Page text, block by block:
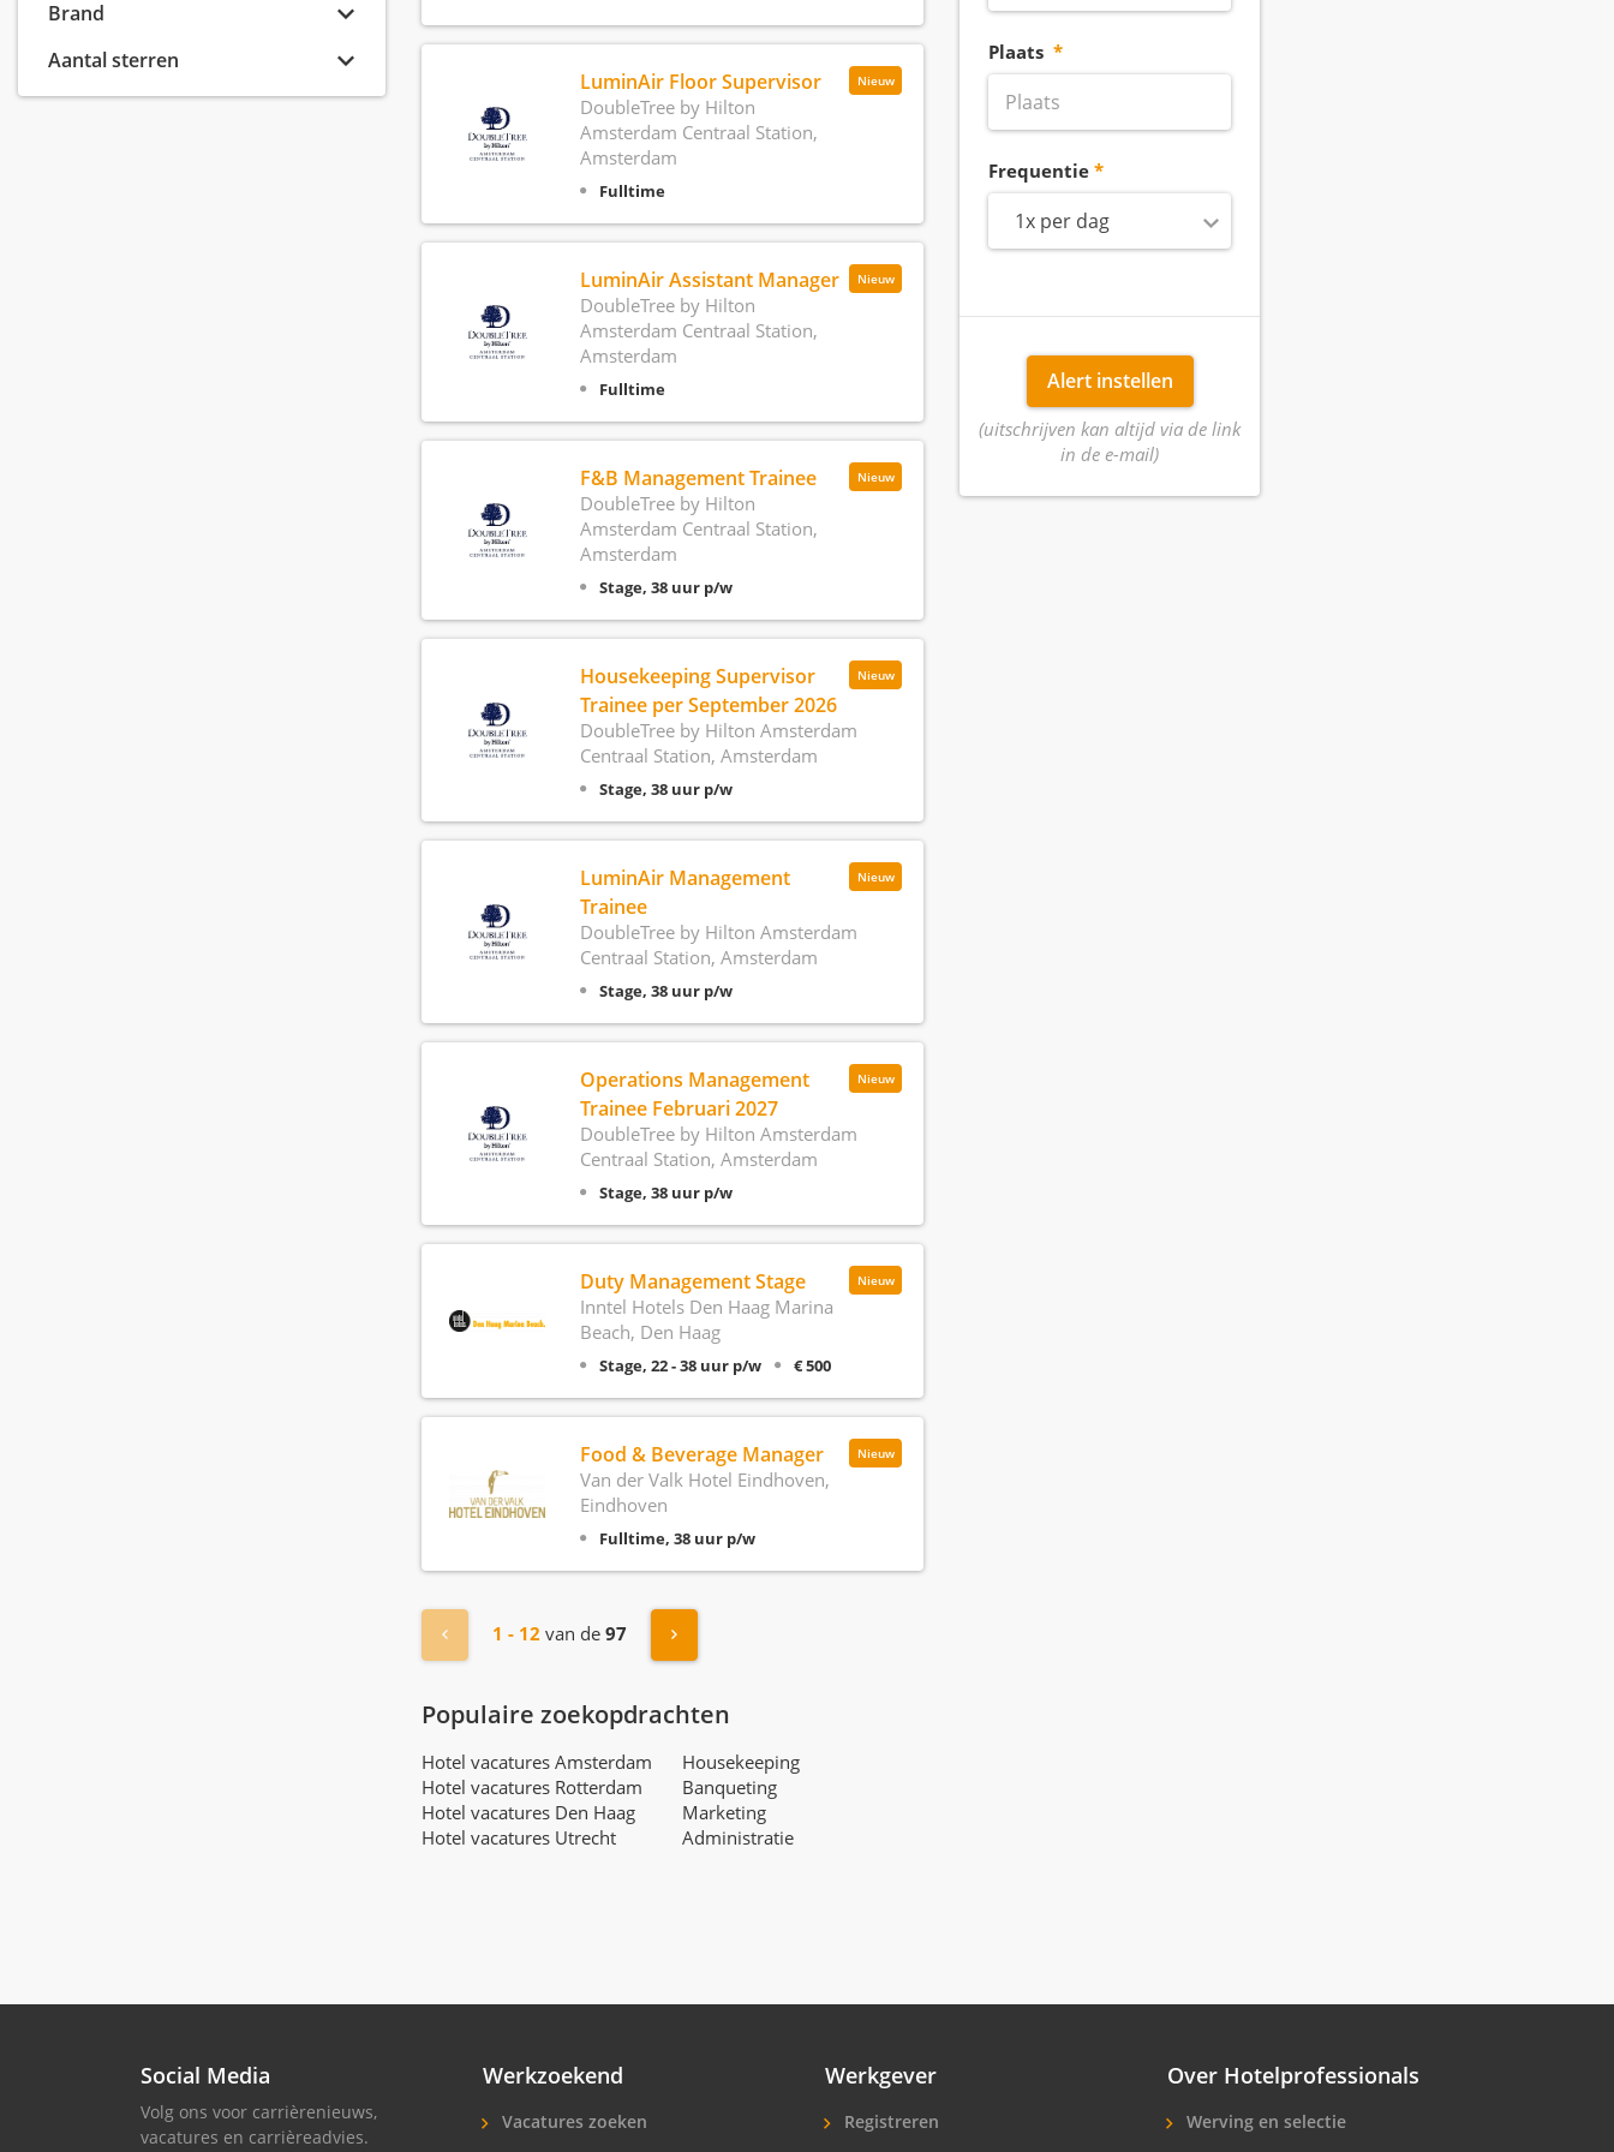
Sales
Technische dienst (83)
Brand
Aantal sterren
Nieuw
LuminAir Floor Supervisor
DoubleTree by Hilton
Amsterdam Centraal Station,
Amsterdam
Fulltime
Nieuw
LuminAir Assistant Manager
DoubleTree by Hilton
Amsterdam Centraal Station,
Amsterdam
Fulltime
Nieuw
F&B Management Trainee
DoubleTree by Hilton
Amsterdam Centraal Station,
Amsterdam
Stage, 38 uur p/w
Nieuw
Housekeeping Supervisor
Trainee per September 2026
DoubleTree by Hilton Amsterdam
Centraal Station, Amsterdam
Stage, 38 uur p/w
Nieuw
LuminAir Management
Trainee
DoubleTree by Hilton Amsterdam
Centraal Station, Amsterdam
Stage, 38 uur p/w
Nieuw
Operations Management
Trainee Februari 2027
DoubleTree by Hilton Amsterdam
Centraal Station, Amsterdam
Stage, 38 uur p/w
Nieuw
Duty Management Stage
Inntel Hotels Den Haag Marina
Beach, Den Haag
Stage, 22 - 38 uur p/w € 500
Nieuw
Food & Beverage Manager
Van der Valk Hotel Eindhoven,
Eindhoven
Fulltime, 38 uur p/w
« Vorige1 - 12 van de 97 Volgende »
Populaire zoekopdrachten
Hotel vacatures Amsterdam
Hotel vacatures Rotterdam
Hotel vacatures Den Haag
Hotel vacatures Utrecht
Housekeeping
Banqueting
Marketing
Administratie
Plaats
Frequentie
1x per dag
Alert instellen
(uitschrijven kan altijd via de link
in de e-mail)
Social Media
Volg ons voor carrièrenieuws,
vacatures en carrièreadvies.
Werkzoekend
Vacatures zoeken
Werkgever
Registreren
Over Hotelprofessionals
Werving en selectie